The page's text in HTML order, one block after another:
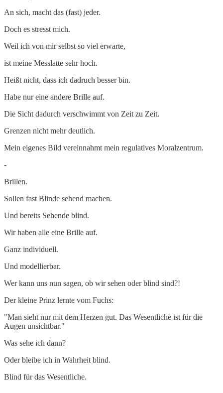
An sich, macht das (fast) jeder.
Doch es stresst mich.
Weil ich von mir selbst so viel erwarte,
ist meine Messlatte sehr hoch.
Heißt nicht, dass ich dadruch besser bin.
Habe nur eine andere Brille auf.
Die Sicht dadurch verschwimmt von Zeit zu Zeit.
Grenzen nicht mehr deutlich.
Mein eigenes Bild vereinnahmt mein regulatives Moralzentrum.
-
Brillen.
Sollen fast Blinde sehend machen.
Und bereits Sehende blind.
Wir haben alle eine Brille auf.
Ganz individuell.
Und modellierbar.
Wer kann uns nun sagen, ob wir sehen oder blind sind?!
Der kleine Prinz lernte vom Fuchs:
"Man sieht nur mit dem Herzen gut. Das Wesentliche ist für die
Augen unsichtbar."
Was sehe ich dann?
Oder bleibe ich in Wahrheit blind.
Blind für das Wesentliche.